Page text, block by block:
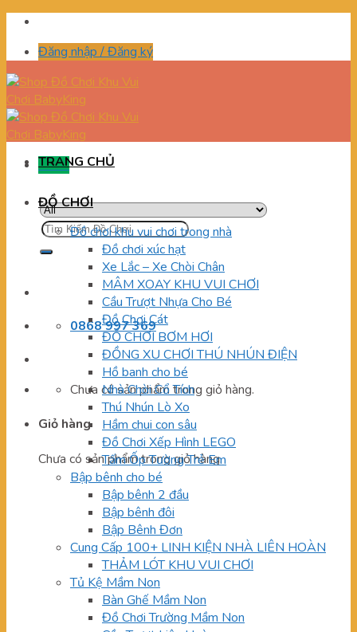
Skip
contentĐăng nhập / Đăng ký
Menu
Tìm
kiếm:
0868 997 369
Chưa có sản phẩm trong giỏ hàng.
Giỏ hàng
Chưa có sản phẩm trong giỏ hàng.
TRANG CHỦ
ĐỒ CHƠI
Đồ chơi khu vui chơi trong nhà
Đồ chơi xúc hạt
Xe Lắc – Xe Chòi Chân
MÂM XOAY KHU VUI CHƠI
Cầu Trượt Nhựa Cho Bé
Đồ Chơi Cát
ĐỒ CHƠI BƠM HƠI
ĐỒNG XU CHƠI THÚ NHÚN ĐIỆN
Hồ banh cho bé
Nhà Chòi Cổ Tích
Thú Nhún Lò Xo
Hầm chui con sâu
Đồ Chơi Xếp Hình LEGO
Tấm Ốp Tường Trẻ Em
Bập bênh cho bé
Bập bênh 2 đầu
Bập bênh đôi
Bập Bênh Đơn
Cung Cấp 100+ LINH KIỆN NHÀ LIÊN HOÀN
THẢM LÓT KHU VUI CHƠI
Tủ Kệ Mầm Non
Bàn Ghế Mầm Non
Đồ Chơi Trường Mầm Non